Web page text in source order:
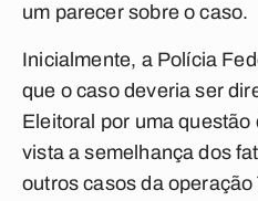
um parecer sobre o caso.
Inicialmente, a Polícia
que o caso deveria ser
Eleitoral por uma
vista a semelhança dos
outros casos da